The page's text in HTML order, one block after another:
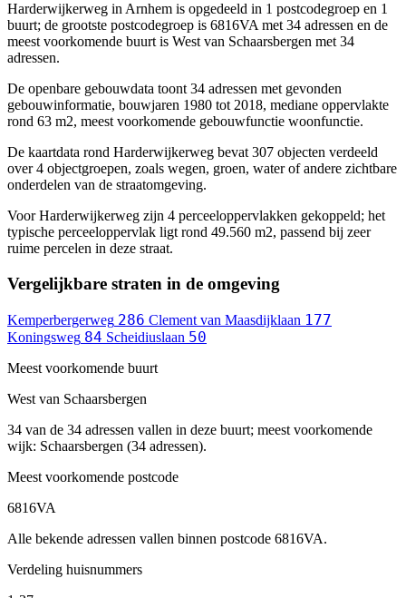
Harderwijkerweg in Arnhem is opgedeeld in 1 postcodegroep en 1
buurt; de grootste postcodegroep is 6816VA met 34 adressen en de
meest voorkomende buurt is West van Schaarsbergen met 34
adressen.
De openbare gebouwdata toont 34 adressen met gevonden
gebouwinformatie, bouwjaren 1980 tot 2018, mediane oppervlakte
rond 63 m2, meest voorkomende gebouwfunctie woonfunctie.
De kaartdata rond Harderwijkerweg bevat 307 objecten verdeeld
over 4 objectgroepen, zoals wegen, groen, water of andere zichtbare
onderdelen van de straatomgeving.
Voor Harderwijkerweg zijn 4 perceeloppervlakken gekoppeld; het
typische perceeloppervlak ligt rond 49.560 m2, passend bij zeer
ruime percelen in deze straat.
Vergelijkbare straten in de omgeving
Kemperbergerweg 286 Clement van Maasdijklaan 177
Koningsweg 84 Scheidiuslaan 50
Meest voorkomende buurt
West van Schaarsbergen
34 van de 34 adressen vallen in deze buurt; meest voorkomende
wijk: Schaarsbergen (34 adressen).
Meest voorkomende postcode
6816VA
Alle bekende adressen vallen binnen postcode 6816VA.
Verdeling huisnummers